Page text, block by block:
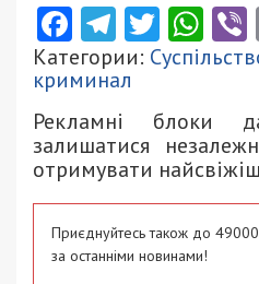
Facebook
Telegram
Категории:
криминал
Рекламні блоки
залишатися
отримувати
Приєднуйтесь також до
за останніми новинами!